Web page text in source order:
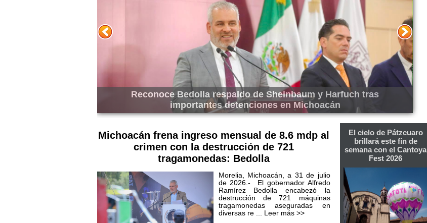
Bedolla fortalece lazos con China en reunión clave con el
embajador Chen Daojiang
Michoacán frena ingreso mensual de 8.6 mdp al
crimen con la destrucción de 721
tragamonedas: Bedolla
Morelia, Michoacán, a 31 de julio
de 2026.- El gobernador Alfredo
Ramírez Bedolla encabezó la
destrucción de 721 máquinas
tragamonedas aseguradas en
diversas re ...
Leer más >>
El cielo de Pátzcuaro
brillará este fin de
semana con el Cantoya
Fest 2026